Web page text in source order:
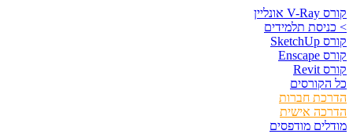
קורס V-Ray אונליין
> כניסת תלמידים
קורס SketchUp
קורס Enscape
קורס Revit
כל הקורסים
הדרכת חברות
הדרכה אישית
מודלים מודפסים